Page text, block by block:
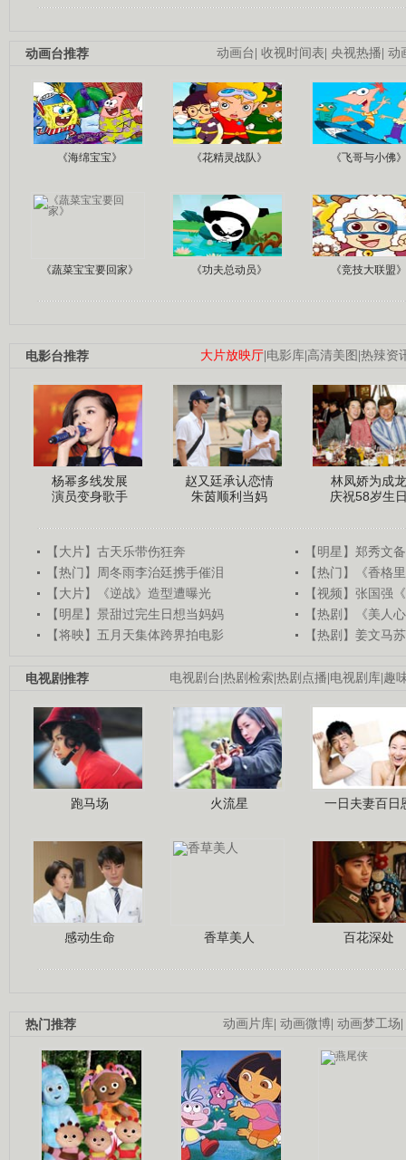
动画台| 收视时间表| 央视热播| 动
动画台推荐
《海绵宝宝》 《花精灵战队》 《飞哥与小佛》
《蔬菜宝宝要回家》 《功夫总动员》 《竞技大联盟》
大片放映厅|电影库|高清美图 |热辣资
电影台推荐
杨幂多线发展
演员变身歌手
赵又廷承认恋情
朱茵顺利当妈
林凤娇为成龙
庆祝58岁生
【大片】古天乐带伤狂奔
【明星】郑秀文
【热门】周冬雨李治廷携手催泪
【热门】《香格
【大片】《逆战》造型遭曝光
【视频】张国强
【明星】景甜过完生日想当妈妈
【热剧】《美人
【将映】五月天集体跨界拍电影
【热剧】姜文马
电视剧台|热剧检索|热剧点播|电视剧库|趣
电视剧推荐
跑马场 火流星 一日夫妻百日
感动生命 香草美人 百花深处
动画片库| 动画微博| 动画梦工场|
热门推荐